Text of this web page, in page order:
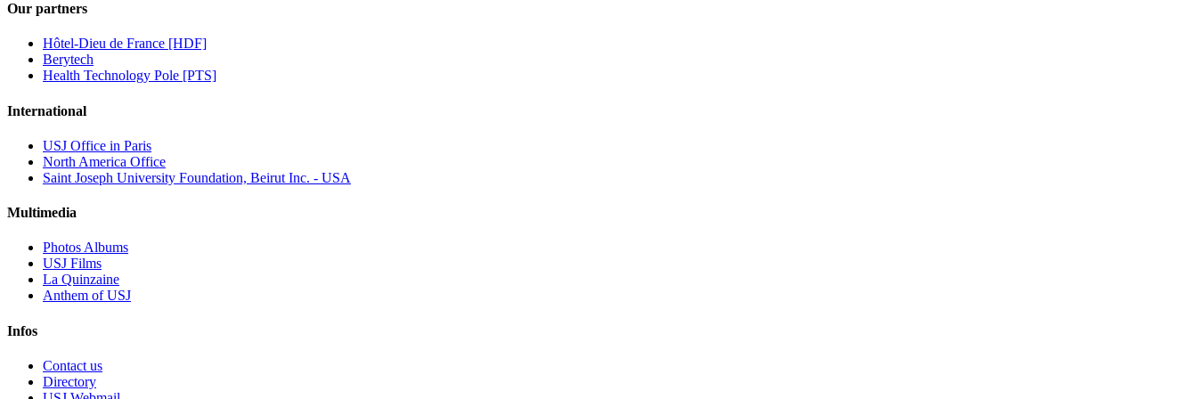
Our partners
Hôtel-Dieu de France [HDF]
Berytech
Health Technology Pole [PTS]
International
USJ Office in Paris
North America Office
Saint Joseph University Foundation, Beirut Inc. - USA
Multimedia
Photos Albums
USJ Films
La Quinzaine
Anthem of USJ
Infos
Contact us
Directory